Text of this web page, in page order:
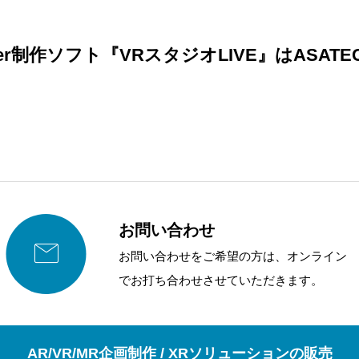
制作ソフト『VRスタジオLIVE』は

お問い合わせ
お問い合わせをご希望の方は、オンライン
でお打ち合わせさせていただきます。
AR/VR/MR企画制作 / XRソリューションの販売